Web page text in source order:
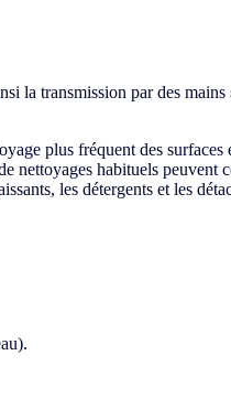
la transmission par des mains
plus fréquent des surfaces
nettoyages habituels
les détergents et les